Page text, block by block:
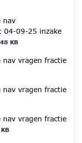
nav
04-09-25 inzake
48 KB
vragen fractie
vragen fractie
vragen fractie